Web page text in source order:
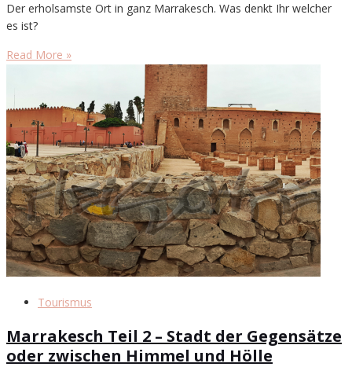
Der erholsamste Ort in ganz Marrakesch. Was denkt Ihr welcher
es ist?
Read More »
Tourismus
Marrakesch Teil 2 – Stadt der Gegensätze
oder zwischen Himmel und Hölle